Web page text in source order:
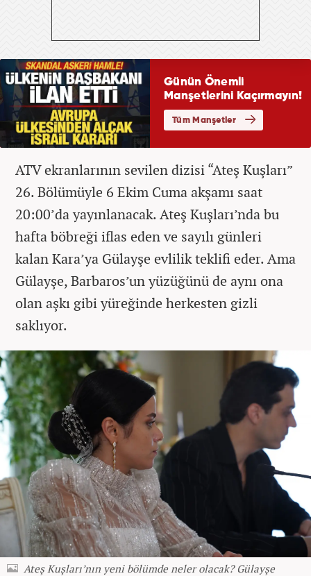
ATV ekranlarının sevilen dizisi “Ateş Kuşları”
26. Bölümüyle 6 Ekim Cuma akşamı saat
20:00’da yayınlanacak. Ateş Kuşları’nda bu
hafta böbreği iflas eden ve sayılı günleri
kalan Kara’ya Gülayşe evlilik teklifi eder. Ama
Gülayşe, Barbaros’un yüzüğünü de aynı ona
olan aşkı gibi yüreğinde herkesten gizli
saklıyor.
Ateş Kuşları’nın yeni bölümde neler olacak? Gülayşe